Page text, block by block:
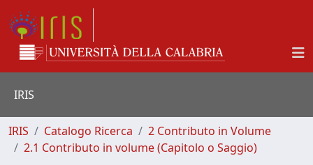
IRIS
IRIS Catalogo Ricerca
2 Contributo in Volume
2.1 Contributo in volume (Capitolo o Saggio)